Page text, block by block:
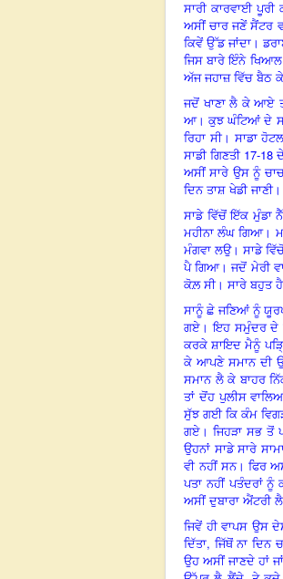
ਸਾਰੀ ਕਾਰਵਾਈ
ਅਸੀਂ ਚਾਰ ਜਣੇਂ ਸੈਂਟਰ
ਕਿਵੇਂ ਉੱਡ ਜਾਂਦਾ।
ਜਿਸ ਬਾਰੇ ਇੰਨੇ ਖਿਆਲ
ਅੱਜ ਜਹਾਜ਼ ਵਿੱਚ ਬੈਠ ਕੇ
ਜਦੋਂ ਖਾਣਾ ਲੈ ਕੇ ਆਏ
ਆ। ਕੁਝ ਘੰਟਿਆਂ ਦੇ
ਰਿਹਾ ਸੀ। ਸਾਡਾ
ਸਾਡੀ ਗਿਣਤੀ 17-18
ਅਸੀਂ ਸਾਰੇ ਉਸ ਨੂੰ
ਦਿਨ ਤਾਸ਼ ਖੇਡੀ ਜਾਣੀ।
ਸਾਡੇ ਵਿੱਚੋਂ ਇੱਕ ਮੁੰਡਾ
ਮਹੀਨਾ ਲੰਘ ਗਿਆ।
ਮੰਗਵਾ ਲਉ। ਸਾਡੇ
ਪੈ ਗਿਆ। ਜਦੋਂ ਮੇਰੀ
ਕੋਲ਼ ਸੀ। ਸਾਰੇ ਬਹੁਤ
ਸਾਨੂੰ ਛੇ ਜਣਿਆਂ ਨੂੰ
ਗਏ। ਇਹ ਸਮੁੰਦਰ ਦੇ
ਕਰਕੇ ਸ਼ਾਇਦ ਮੈਨੂੰ
ਕੇ ਆਪਣੇ ਸਮਾਨ ਦੀ
ਸਮਾਨ ਲੈ ਕੇ ਬਾਹਰ
ਤਾਂ ਦੋਂਹ ਪੁਲੀਸ
ਸੁੱਝ ਗਈ ਕਿ ਕੰਮ
ਗਏ। ਜਿਹੜਾ ਸਭ ਤੋਂ
ਉਹਨਾਂ ਸਾਡੇ ਸਾਰੇ
ਵੀ ਨਹੀਂ ਸਨ। ਫਿਰ
ਪਤਾ ਨਹੀਂ ਪਤੰਦਰਾਂ ਨੂੰ
ਅਸੀਂ ਦੁਬਾਰਾ ਐਂਟਰੀ
ਜਿਵੇਂ ਹੀ ਵਾਪਸ ਉਸ
ਦਿੱਤਾ, ਜਿੱਥੋਂ ਨਾ ਦਿਨ
ਉਹ ਅਸੀਂ ਜਾਣਦੇ ਹਾਂ